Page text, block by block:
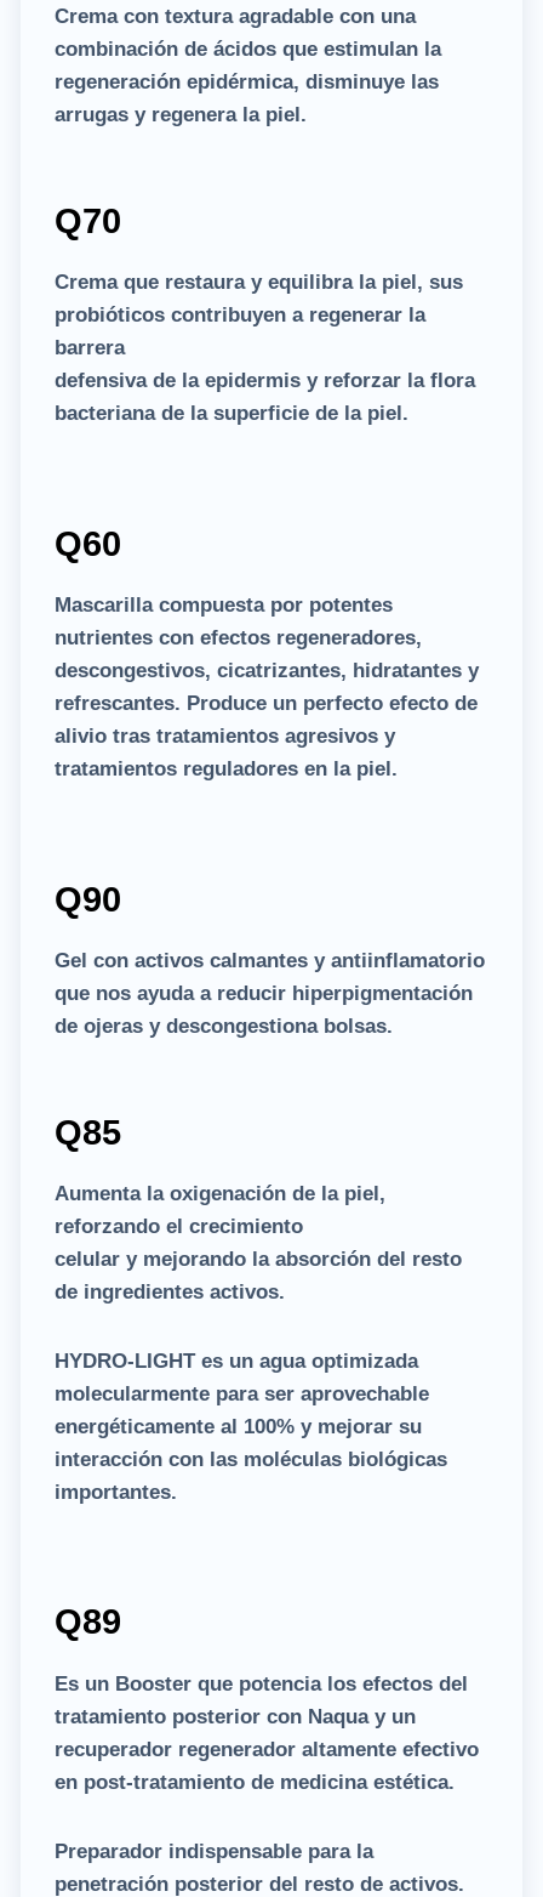
Crema con textura agradable con una
combinación de ácidos que estimulan la
regeneración epidérmica, disminuye las
arrugas y regenera la piel.
Q70
Crema que restaura y equilibra la piel, sus
probióticos contribuyen a regenerar la
barrera
defensiva de la epidermis y reforzar la flora
bacteriana de la superficie de la piel.
Q60
Mascarilla compuesta por potentes
nutrientes con efectos regeneradores,
descongestivos, cicatrizantes, hidratantes y
refrescantes. Produce un perfecto efecto de
alivio tras tratamientos agresivos y
tratamientos reguladores en la piel.
Q90
Gel con activos calmantes y antiinflamatorio
que nos ayuda a reducir hiperpigmentación
de ojeras y descongestiona bolsas.
Q85
Aumenta la oxigenación de la piel,
reforzando el crecimiento
celular y mejorando la absorción del resto
de ingredientes activos.
HYDRO-LIGHT es un agua optimizada
molecularmente para ser aprovechable
energéticamente al 100% y mejorar su
interacción con las moléculas biológicas
importantes.
Q89
Es un Booster que potencia los efectos del
tratamiento posterior con Naqua y un
recuperador regenerador altamente efectivo
en post-tratamiento de medicina estética.
Preparador indispensable para la
penetración posterior del resto de activos.